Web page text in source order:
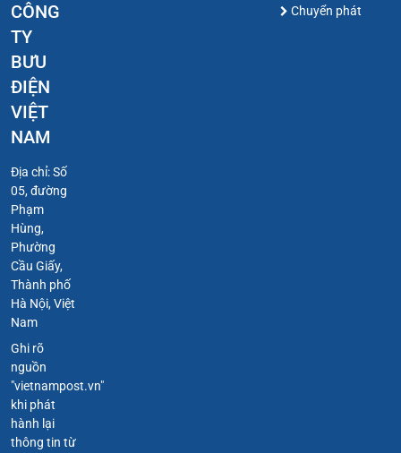
CÔNG
TY
BƯU
ĐIỆN
VIỆT
NAM
Địa chỉ: Số
05, đường
Phạm
Hùng,
Phường
Cầu Giấy,
Thành phố
Hà Nội, Việt
Nam
Ghi rõ
nguồn
"vietnampost.vn"
khi phát
hành lại
thông tin từ
Chuyển phát